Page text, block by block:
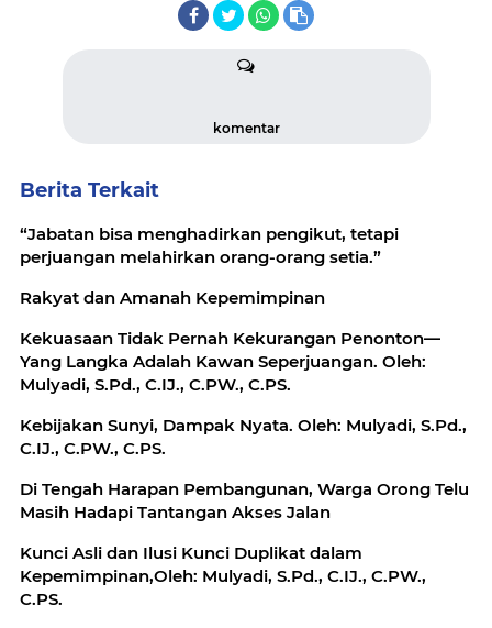
komentar
Berita Terkait
“Jabatan bisa menghadirkan pengikut, tetapi
perjuangan melahirkan orang-orang setia.”
Rakyat dan Amanah Kepemimpinan
Kekuasaan Tidak Pernah Kekurangan Penonton—
Yang Langka Adalah Kawan Seperjuangan. Oleh:
Mulyadi, S.Pd., C.IJ., C.PW., C.PS.
Kebijakan Sunyi, Dampak Nyata. Oleh: Mulyadi, S.Pd.,
C.IJ., C.PW., C.PS.
Di Tengah Harapan Pembangunan, Warga Orong Telu
Masih Hadapi Tantangan Akses Jalan
Kunci Asli dan Ilusi Kunci Duplikat dalam
Kepemimpinan,Oleh: Mulyadi, S.Pd., C.IJ., C.PW.,
C.PS.